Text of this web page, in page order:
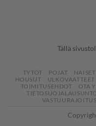
Tällä
TYTÖT POJAT NAISET
HOUSUT
ULKOVAATTEET
TOIMITUSEHDOT
OTA
VASTUURAJOITUS